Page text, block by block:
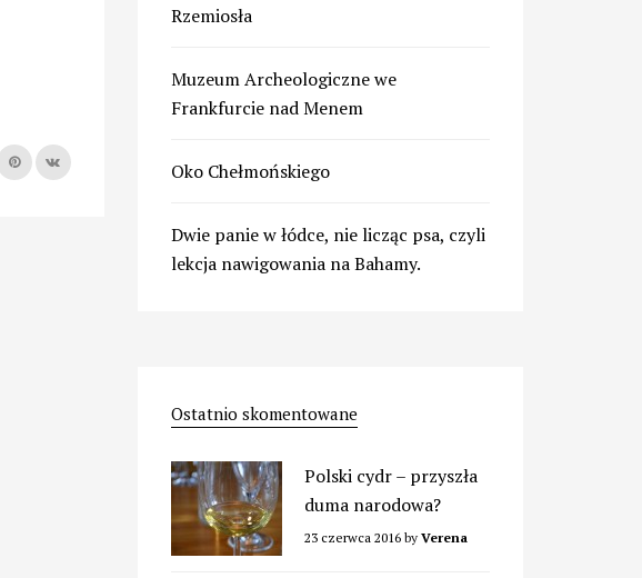
Rzemiosła
Muzeum Archeologiczne we
Frankfurcie nad Menem
Oko Chełmońskiego
Dwie panie w łódce, nie licząc psa, czyli
lekcja nawigowania na Bahamy.
Ostatnio skomentowane
Polski cydr – przyszła
duma narodowa?
23 czerwca 2016by Verena